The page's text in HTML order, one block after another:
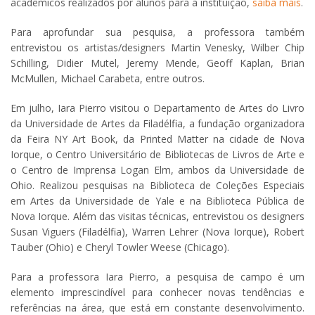
Para aprofundar sua pesquisa, a professora também
entrevistou os artistas/designers Martin Venesky, Wilber Chip
Schilling, Didier Mutel, Jeremy Mende, Geoff Kaplan, Brian
McMullen, Michael Carabeta, entre outros.
Em julho, Iara Pierro visitou o Departamento de Artes do Livro
da Universidade de Artes da Filadélfia, a fundação organizadora
da Feira NY Art Book, da Printed Matter na cidade de Nova
Iorque, o Centro Universitário de Bibliotecas de Livros de Arte e
o Centro de Imprensa Logan Elm, ambos da Universidade de
Ohio. Realizou pesquisas na Biblioteca de Coleções Especiais
em Artes da Universidade de Yale e na Biblioteca Pública de
Nova Iorque. Além das visitas técnicas, entrevistou os designers
Susan Viguers (Filadélfia), Warren Lehrer (Nova Iorque), Robert
Tauber (Ohio) e Cheryl Towler Weese (Chicago).
Para a professora Iara Pierro, a pesquisa de campo é um
elemento imprescindível para conhecer novas tendências e
referências na área, que está em constante desenvolvimento.